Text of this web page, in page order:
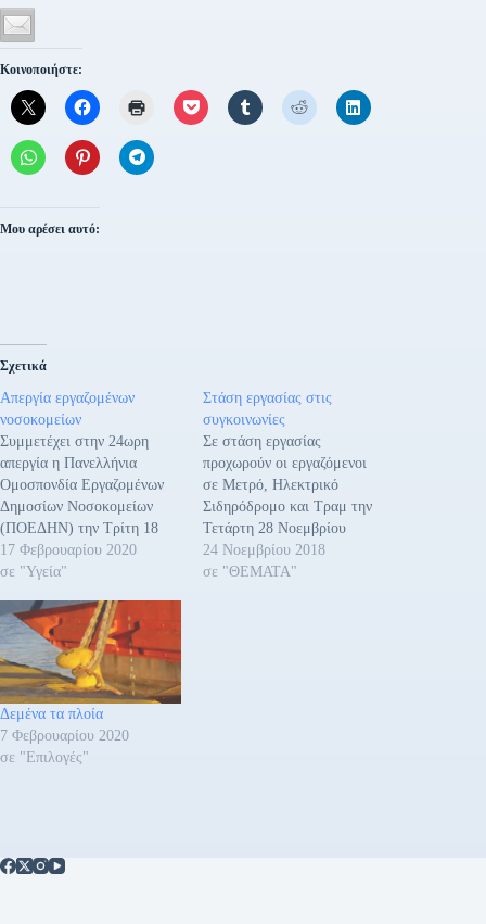
Κοινοποιήστε:
Μου αρέσει αυτό:
Σχετικά
Απεργία εργαζομένων
νοσοκομείων
Συμμετέχει στην 24ωρη
απεργία η Πανελλήνια
Ομοσπονδία Εργαζομένων
Δημοσίων Νοσοκομείων
(ΠΟΕΔΗΝ) την Τρίτη 18
Φεβρουαρίου 2020 και
πραγματοποιεί απεργιακή
Πλατεία Κλαυθμώνος στην
Αθήνα, ενάντια στο
ασφαλιστικό νομοσχέδιο
που συζητείται στην Βουλή
την ίδια ημέρα. Ανακοίνωση
της ΠΟΕΔΗΝ επισημαίνει:
«Πλην των οριακών
αυξήσεων που προβλέπονται
17 Φεβρουαρίου 2020
σε "Υγεία"
Στάση εργασίας στις
συγκοινωνίες
Σε στάση εργασίας
προχωρούν οι εργαζόμενοι
σε Μετρό, Ηλεκτρικό
Σιδηρόδρομο και Τραμ την
Τετάρτη 28 Νοεμβρίου
2018, λόγω συμμετοχής
στην 24ωρη πανελλαδική
24 Νοεμβρίου 2018
σε "ΘΕΜΑΤΑ"
Δεμένα τα πλοία
7 Φεβρουαρίου 2020
σε "Επιλογές"